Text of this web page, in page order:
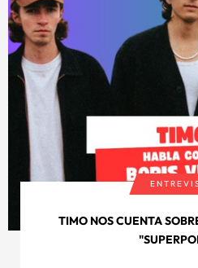
TIMO NOS CUENTA